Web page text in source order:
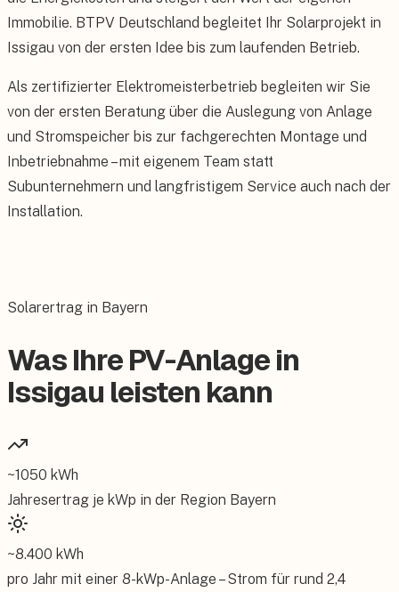
Immobilie. BTPV Deutschland begleitet Ihr Solarprojekt in
Issigau von der ersten Idee bis zum laufenden Betrieb.
Als zertifizierter Elektromeisterbetrieb begleiten wir Sie
von der ersten Beratung über die Auslegung von Anlage
und Stromspeicher bis zur fachgerechten Montage und
Inbetriebnahme – mit eigenem Team statt
Subunternehmern und langfristigem Service auch nach der
Installation.
Solarertrag in Bayern
Was Ihre PV-Anlage in
Issigau leisten kann
~1050 kWh
Jahresertrag je kWp in der Region Bayern
~8.400 kWh
pro Jahr mit einer 8-kWp-Anlage – Strom für rund 2,4